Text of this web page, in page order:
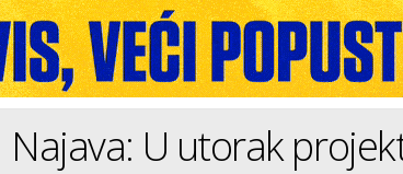
Najava: U utorak